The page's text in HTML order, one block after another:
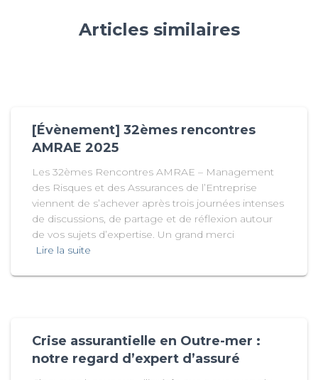
Articles similaires
[Évènement] 32èmes rencontres
AMRAE 2025
Les 32èmes Rencontres AMRAE – Management
des Risques et des Assurances de l’Entreprise
viennent de s’achever après trois journées intenses
de discussions, de partage et de réflexion autour
de vos sujets d’expertise. Un grand merci
Lire la suite
Crise assurantielle en Outre-mer :
notre regard d’expert d’assuré